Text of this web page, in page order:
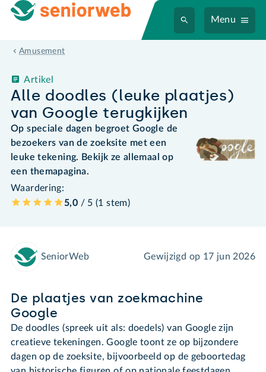
Menu
Amusement
Alle doodles (leuke plaatjes)
van Google terugkijken
Artikel
Op speciale dagen begroet Google de
bezoekers van de zoeksite met een
leuke tekening. Bekijk ze allemaal op
een themapagina.
Waardering:
5,0 / 5 (1 stem)
SeniorWeb Gewijzigd op 17 jun 2026
De plaatjes van zoekmachine
Google
De doodles (spreek uit als: doedels) van Google zijn
creatieve tekeningen. Google toont ze op bijzondere
dagen op de zoeksite, bijvoorbeeld op de geboortedag